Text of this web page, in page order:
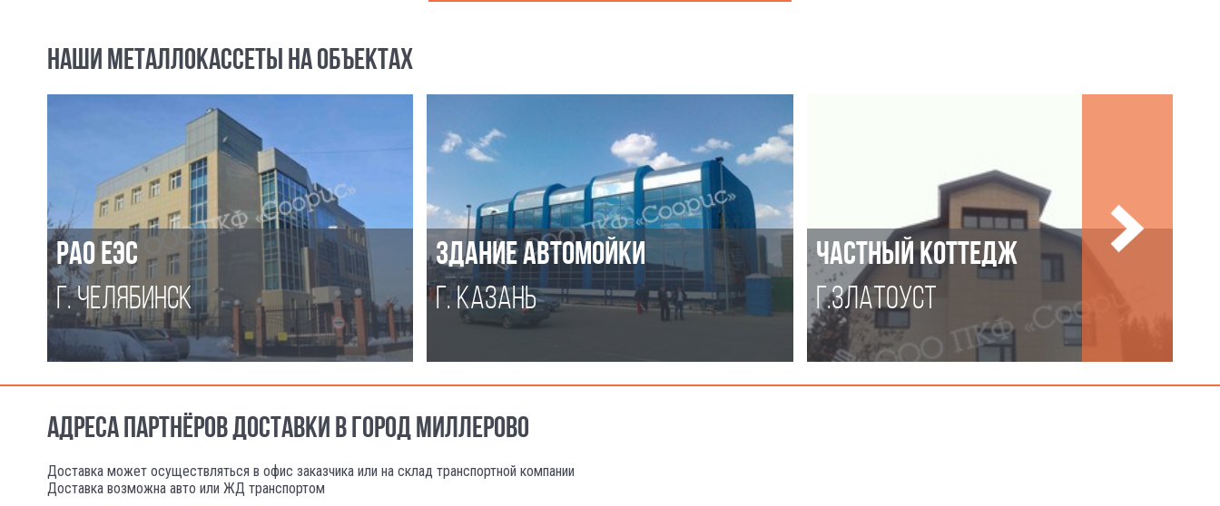
НАШИ МЕТАЛЛОКАССЕТЫ НА ОБЪЕКТАХ
РАО ЕЭС
Г. ЧЕЛЯБИНСК
ЗДАНИЕ АВТОМОЙКИ
Г. КАЗАНЬ
ЧАСТНЫЙ КОТТЕДЖ
Г.ЗЛАТОУСТ
АДРЕСА ПАРТНЁРОВ ДОСТАВКИ В ГОРОД МИЛЛЕРОВО
Доставка может осуществляться в офис заказчика или на склад транспортной компании
Доставка возможна авто или ЖД транспортом